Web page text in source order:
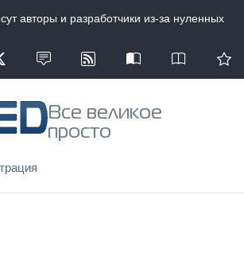
авторы и разработчики из-за нуленных
Все великое
просто